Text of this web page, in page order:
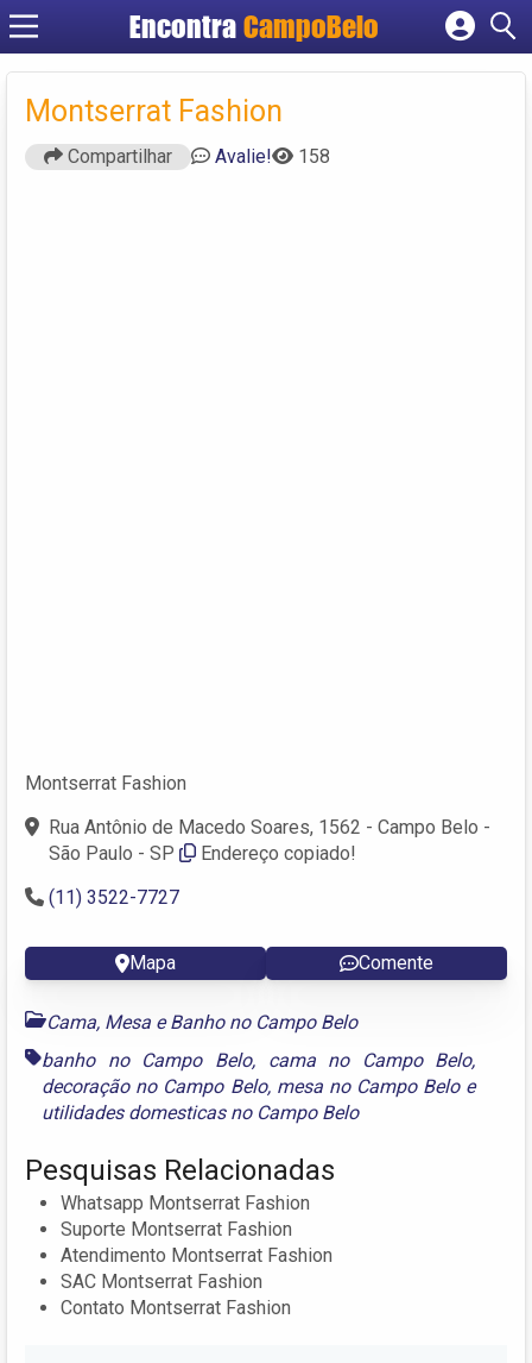
EncontraCampoBelo
Cadastrar empresa
Criar conta
Montserrat Fashion
Compartilhar Avalie! 158
Montserrat Fashion
Rua Antônio de Macedo Soares, 1562 - Campo Belo -
São Paulo - SP
Endereço copiado!
(11) 3522-7727
Mapa Comente
Cama, Mesa e Banho no Campo Belo
banho no Campo Belo, cama no Campo Belo,
decoração no Campo Belo, mesa no Campo Beloe
utilidades domesticas no Campo Belo
Pesquisas Relacionadas
Whatsapp Montserrat Fashion
Suporte Montserrat Fashion
Atendimento Montserrat Fashion
SAC Montserrat Fashion
Contato Montserrat Fashion